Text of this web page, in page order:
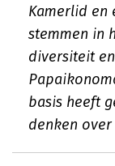
Kamerlid en
stemmen in
diversiteit
basis heeft
denken